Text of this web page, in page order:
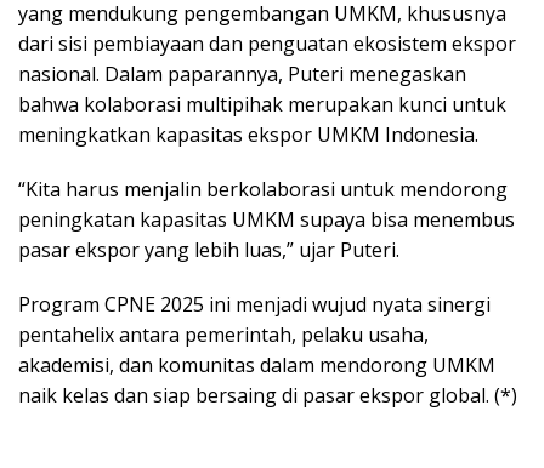
yang mendukung pengembangan UMKM, khususnya
dari sisi pembiayaan dan penguatan ekosistem ekspor
nasional. Dalam paparannya, Puteri menegaskan
bahwa kolaborasi multipihak merupakan kunci untuk
meningkatkan kapasitas ekspor UMKM Indonesia.
“Kita harus menjalin berkolaborasi untuk mendorong
peningkatan kapasitas UMKM supaya bisa menembus
pasar ekspor yang lebih luas,” ujar Puteri.
Program CPNE 2025 ini menjadi wujud nyata sinergi
pentahelix antara pemerintah, pelaku usaha,
akademisi, dan komunitas dalam mendorong UMKM
naik kelas dan siap bersaing di pasar ekspor global. (*)